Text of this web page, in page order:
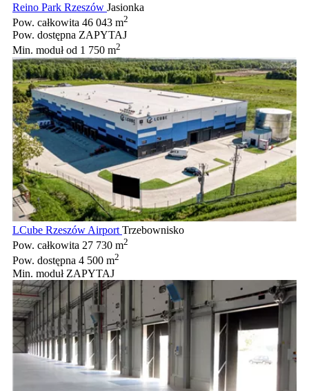
Reino Park Rzeszów Jasionka
Pow. całkowita 46 043 m2
Pow. dostępna ZAPYTAJ
Min. modułod 1 750 m2
LCube Rzeszów Airport Trzebownisko
Pow. całkowita 27 730 m2
Pow. dostępna 4 500 m2
Min. moduł ZAPYTAJ